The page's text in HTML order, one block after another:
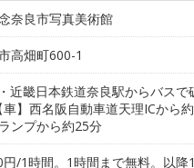
奈良市写真美術館
高畑町600-1
・近畿日本鉄道奈良駅からバスで
】西名阪自動車道天理ICから
ンプから約25分
/1時間。1時間まで無料。以降